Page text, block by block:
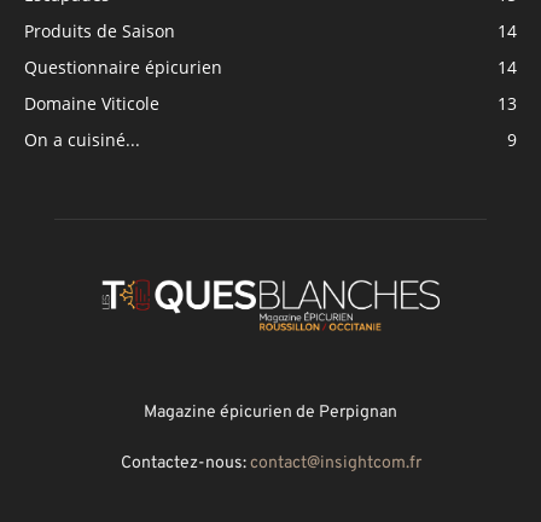
Produits de Saison
14
Questionnaire épicurien
14
Domaine Viticole
13
On a cuisiné...
9
Magazine épicurien de Perpignan
Contactez-nous:contact@insightcom.fr